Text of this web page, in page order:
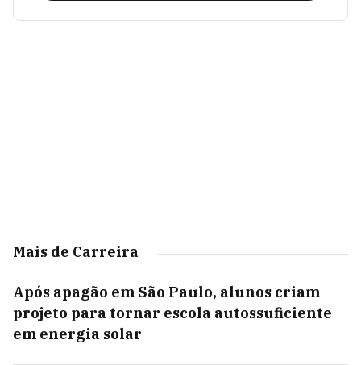
Mais de Carreira
Após apagão em São Paulo, alunos criam
projeto para tornar escola autossuficiente
em energia solar